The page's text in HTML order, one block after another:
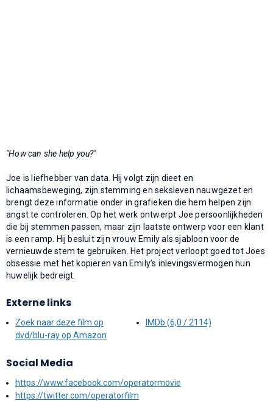
"How can she help you?"
Joe is liefhebber van data. Hij volgt zijn dieet en
lichaamsbeweging, zijn stemming en seksleven nauwgezet en
brengt deze informatie onder in grafieken die hem helpen zijn
angst te controleren. Op het werk ontwerpt Joe persoonlijkheden
die bij stemmen passen, maar zijn laatste ontwerp voor een klant
is een ramp. Hij besluit zijn vrouw Emily als sjabloon voor de
vernieuwde stem te gebruiken. Het project verloopt goed tot Joes
obsessie met het kopiëren van Emily’s inlevingsvermogen hun
huwelijk bedreigt.
Externe links
Zoek naar deze film op
dvd/blu-ray op Amazon
IMDb (6,0 / 2114)
Social Media
https://www.facebook.com/operatormovie
https://twitter.com/operatorfilm